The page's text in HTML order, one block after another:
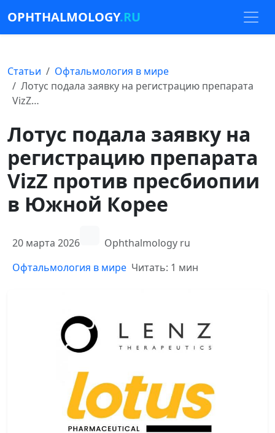
OPHTHALMOLOGY.RU
Статьи
Офтальмология в мире
Лотус подала заявку на регистрацию препарата
VizZ…
Лотус подала заявку на
регистрацию препарата
VizZ против пресбиопии
в Южной Корее
20 марта 2026
Ophthalmology ru
Офтальмология в мире Читать: 1 мин